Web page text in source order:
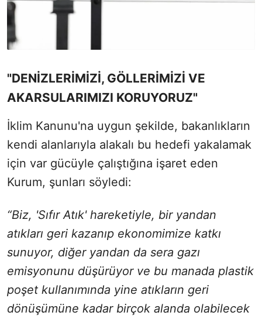
"DENİZLERİMİZİ, GÖLLERİMİZİ VE
AKARSULARIMIZI KORUYORUZ"
İklim Kanunu'na uygun şekilde, bakanlıkların
kendi alanlarıyla alakalı bu hedefi yakalamak
için var gücüyle çalıştığına işaret eden
Kurum, şunları söyledi:
“Biz, 'Sıfır Atık' hareketiyle, bir yandan
atıkları geri kazanıp ekonomimize katkı
sunuyor, diğer yandan da sera gazı
emisyonunu düşürüyor ve bu manada plastik
poşet kullanımında yine atıkların geri
dönüşümüne kadar birçok alanda olabilecek